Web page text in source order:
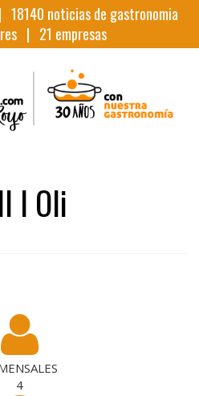
18140 noticias de gastronomia
| 21 empresas
I Oli
4